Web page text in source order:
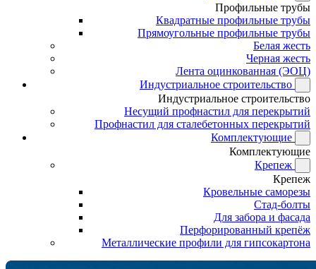
Профильные трубы
Квадратные профильные трубы
Прямоугольные профильные трубы
Белая жесть
Черная жесть
Лента оцинкованная (ЭОЦ)
Индустриальное строительство
Индустриальное строительство
Несущий профнастил для перекрытий
Профнастил для сталебетонных перекрытий
Комплектующие
Комплектующие
Крепеж
Крепеж
Кровельные саморезы
Стад-болты
Для забора и фасада
Перфорированный крепёж
Металлические профили для гипсокартона